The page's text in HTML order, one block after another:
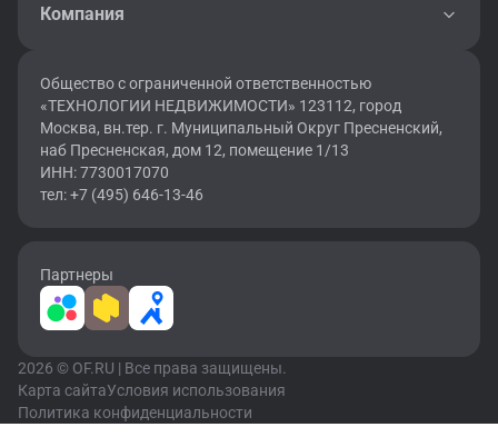
Компания
Общество с ограниченной ответственностью
«ТЕХНОЛОГИИ НЕДВИЖИМОСТИ» 123112, город
Москва, вн.тер. г. Муниципальный Округ Пресненский,
наб Пресненская, дом 12, помещение 1/13
ИНН: 7730017070
тел: +7 (495) 646-13-46
Партнеры
2026 © OF.RU | Все права защищены.
Карта сайтаУсловия использования
Политика конфиденциальности